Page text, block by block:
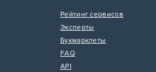
Рейтинг сервисов
Эксперты
Букмарклеты
FAQ
API